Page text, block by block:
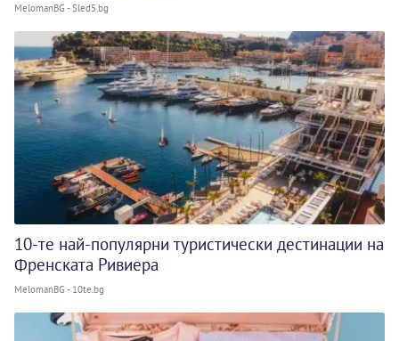
MelomanBG - Sled5.bg
10-те най-популярни туристически дестинации на
Френската Ривиера
MelomanBG - 10te.bg